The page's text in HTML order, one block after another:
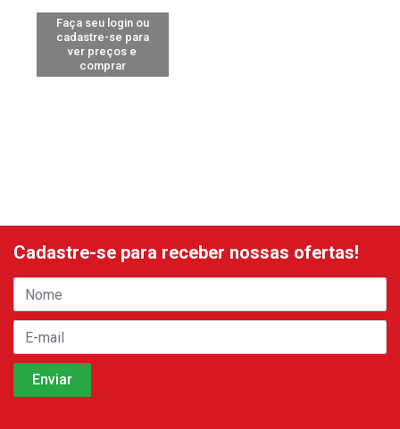
Faça seu login ou
cadastre-se para
ver preços e
comprar
Cadastre-se para receber nossas ofertas!